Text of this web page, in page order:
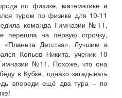
по физике, математике и
туром по физике для 10-11
команда Гимназии №11,
перешла на первую строчку,
«Планета Детства». Лучшим в
Копьев Никита, ученик 10
№11. Похоже, что она
в Кубке, однако загадывать
впереди ещё два тура – по